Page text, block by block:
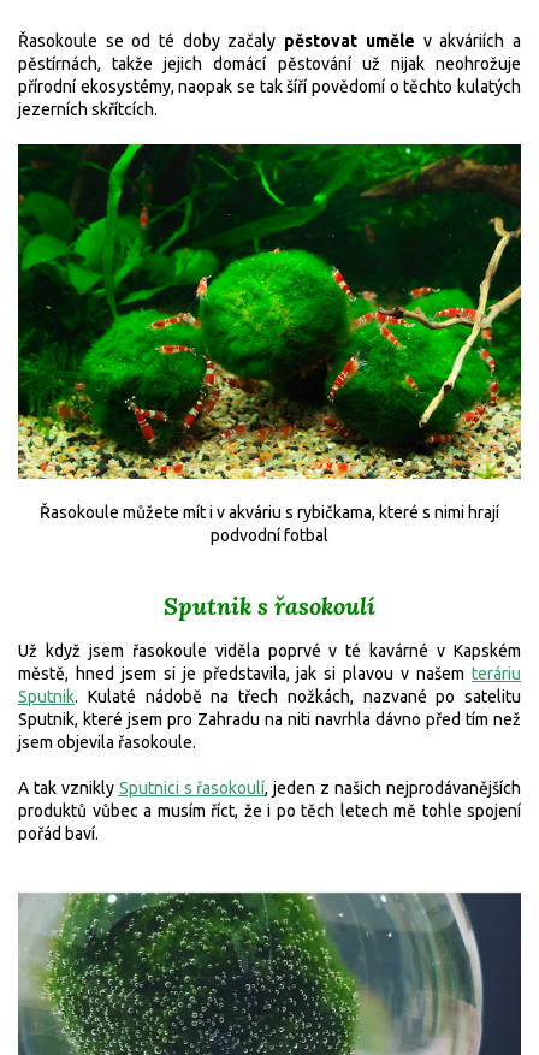
Řasokoule se od té doby začaly pěstovat uměle v akváriích a
pěstírnách, takže
jejich domácí pěstování už nijak neohrožuje
přírodní ekosystémy, naopak se tak šíří povědomí o těchto kulatých
jezerních skřítcích.
Řasokoule můžete mít i v akváriu s rybičkama, které s nimi hrají
podvodní fotbal
Sputnik s řasokoulí
Už když jsem řasokoule viděla poprvé v té kavárné v Kapském
městě, hned jsem si je představila, jak si plavou v našem teráriu
Sputnik. Kulaté nádobě na třech nožkách, nazvané po satelitu
Sputnik, které jsem pro Zahradu na niti navrhla dávno před tím než
jsem objevila řasokoule.
A tak vznikly Sputnici s řasokoulí, jeden z našich nejprodávanějších
produktů vůbec a musím říct, že i po těch letech mě tohle spojení
pořád baví.